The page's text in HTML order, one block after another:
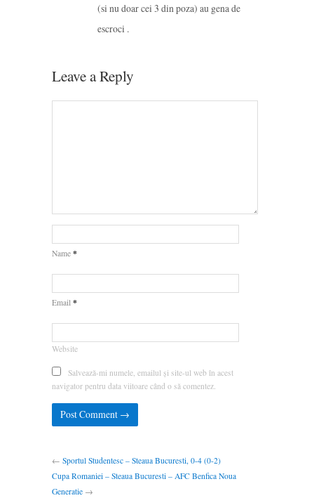
(si nu doar cei 3 din poza) au gena de
escroci .
Leave a Reply
Name *
Email *
Website
Salvează-mi numele, emailul și site-ul web în acest
navigator pentru data viitoare când o să comentez.
← Sportul Studentesc – Steaua Bucuresti, 0-4 (0-2)
Cupa Romaniei – Steaua Bucuresti – AFC Benfica Noua
Generatie →